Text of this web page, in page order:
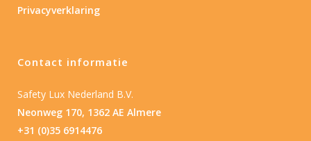
Privacyverklaring
Contact informatie
Safety Lux Nederland B.V.
Neonweg 170, 1362 AE Almere
+31 (0)35 6914476